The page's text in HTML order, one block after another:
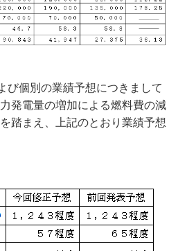
び個別の業績予想につきまして
発電量の増加による燃料費の減
踏まえ、上記のとおり業績予想